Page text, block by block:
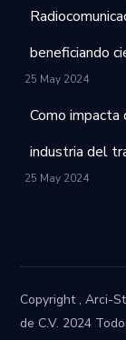
beneficiando
25 May 2024
Como
industria del
25 May 2024
Copyright , Arci-
de C.V. 2024